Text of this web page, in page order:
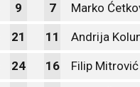
9 7 Marko
21 11 Andrija
24 16 Filip Mitrović